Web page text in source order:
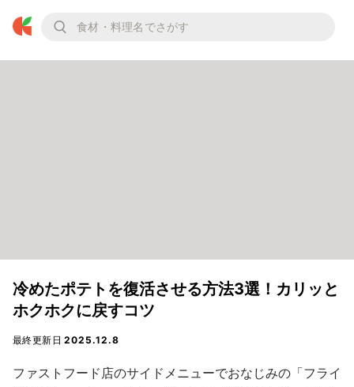
冷めたポテトを復活させる方法3選！カリッと
ホクホクに戻すコツ
最終更新日2025.12.8
ファストフード店のサイドメニューでおなじみの「フライ